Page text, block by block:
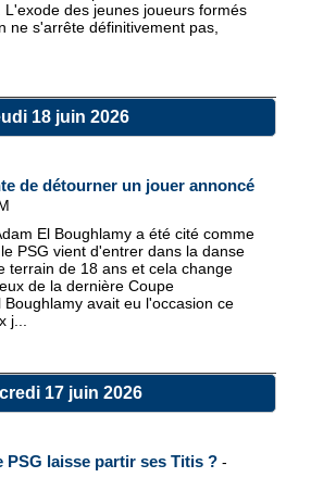
L'exode des jeunes joueurs formés
ne s'arrête définitivement pas,
18 juin 2026
de détourner un jouer annoncé
El Boughlamy a été cité comme
PSG vient d'entrer dans la danse
terrain de 18 ans et cela change
de la dernière Coupe
avait eu l'occasion ce
j...
17 juin 2026
PSG laisse partir ses Titis ? -